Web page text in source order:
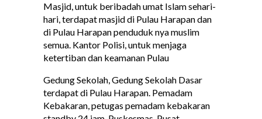
Masjid, untuk beribadah umat Islam sehari-
hari, terdapat masjid di Pulau Harapan dan
di Pulau Harapan penduduk nya muslim
semua. Kantor Polisi, untuk menjaga
ketertiban dan keamanan Pulau
Gedung Sekolah, Gedung Sekolah Dasar
terdapat di Pulau Harapan. Pemadam
Kebakaran, petugas pemadam kebakaran